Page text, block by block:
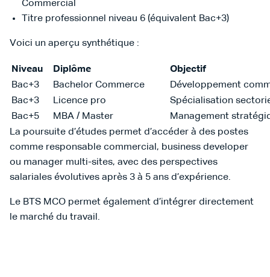
Commercial
Titre professionnel niveau 6 (équivalent Bac+3)
Voici un aperçu synthétique :
Niveau Diplôme
Objectif
Bac+3
Bachelor Commerce
Développement
Bac+3
Licence pro
Spécialisation
Bac+5
MBA / Master
Management
La poursuite d’études permet d’accéder à des postes
comme responsable commercial, business developer
ou manager multi-sites, avec des perspectives
salariales évolutives après 3 à 5 ans d’expérience.
Le BTS MCO permet également d’intégrer directement
le marché du travail.